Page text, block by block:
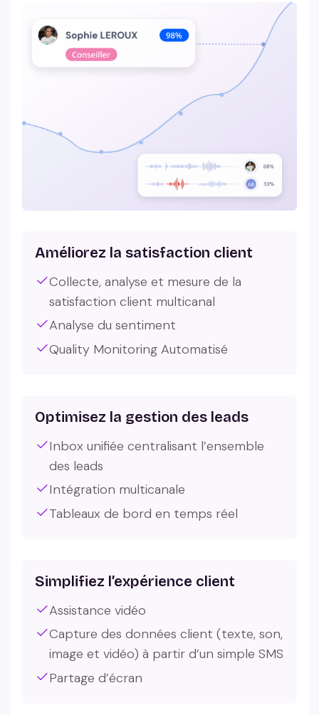
Améliorez la satisfaction client
Collecte, analyse et mesure de la
satisfaction client multicanal
Analyse du sentiment
Quality Monitoring Automatisé
Optimisez la gestion des leads
Inbox unifiée centralisant l’ensemble
des leads
Intégration multicanale
Tableaux de bord en temps réel
Simplifiez l’expérience client
Assistance vidéo
Capture des données client (texte, son,
image et vidéo) à partir d’un simple SMS
Partage d’écran